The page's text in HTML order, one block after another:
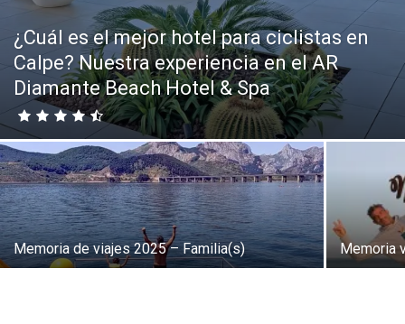
Eyes
¿Cuál es el mejor hotel para ciclistas en
Calpe? Nuestra experiencia en el AR
Diamante Beach Hotel & Spa
Memoria de viajes 2025 – Familia(s) Memoria